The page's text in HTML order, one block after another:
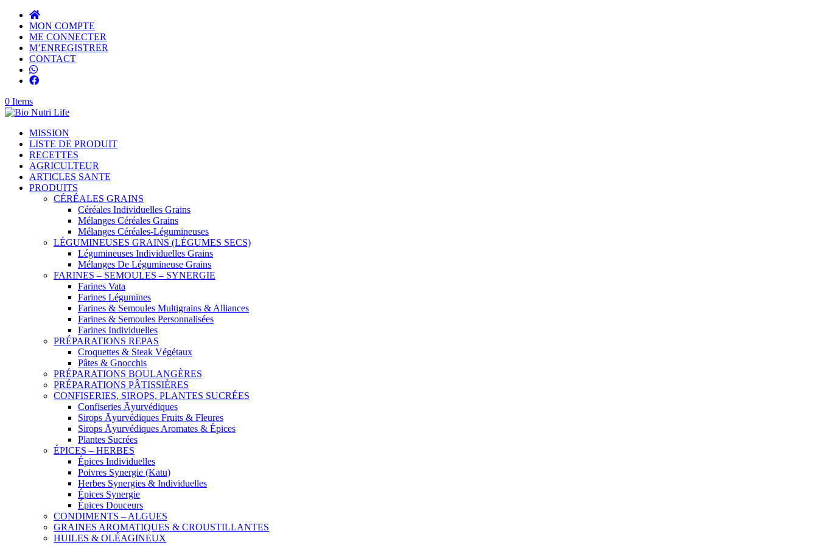
MON COMPTE
ME CONNECTER
M’ENREGISTRER
CONTACT
0 Items
MISSION
LISTE DE PRODUIT
RECETTES
AGRICULTEUR
ARTICLES SANTE
PRODUITS
CÉRÉALES GRAINS
Céréales Individuelles Grains
Mélanges Céréales Grains
Mélanges Céréales-Légumineuses
LÉGUMINEUSES GRAINS (LÉGUMES SECS)
Légumineuses Individuelles Grains
Mélanges De Légumineuse Grains
FARINES – SEMOULES – SYNERGIE
Farines Vata
Farines Légumines
Farines & Semoules Multigrains & Alliances
Farines & Semoules Personnalisées
Farines Individuelles
PRÉPARATIONS REPAS
Croquettes & Steak Végétaux
Pâtes & Gnocchis
PRÉPARATIONS BOULANGÈRES
PRÉPARATIONS PÂTISSIÈRES
CONFISERIES, SIROPS, PLANTES SUCRÉES
Confiseries Āyurvédiques
Sirops Āyurvédiques Fruits & Fleures
Sirops Āyurvédiques Aromates & Épices
Plantes Sucrées
ÉPICES – HERBES
Épices Individuelles
Poivres Synergie (Katu)
Herbes Synergies & Individuelles
Épices Synergie
Épices Douceurs
CONDIMENTS – ALGUES
GRAINES AROMATIQUES & CROUSTILLANTES
HUILES & OLÉAGINEUX